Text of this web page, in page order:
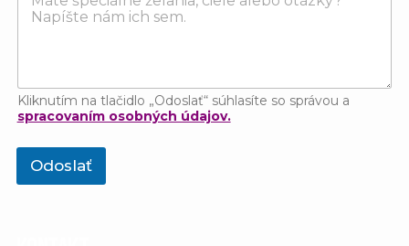
Kliknutím na tlačidlo „Odoslať“ súhlasíte so správou a
spracovaním osobných údajov.
Odoslať